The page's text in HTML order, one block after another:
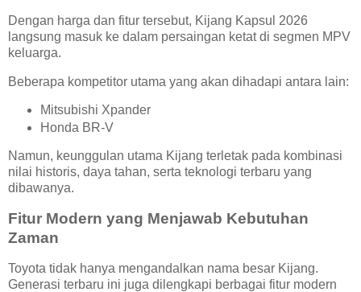
Dengan harga dan fitur tersebut, Kijang Kapsul 2026
langsung masuk ke dalam persaingan ketat di segmen MPV
keluarga.
Beberapa kompetitor utama yang akan dihadapi antara lain:
Mitsubishi Xpander
Honda BR-V
Namun, keunggulan utama Kijang terletak pada kombinasi
nilai historis, daya tahan, serta teknologi terbaru yang
dibawanya.
Fitur Modern yang Menjawab Kebutuhan
Zaman
Toyota tidak hanya mengandalkan nama besar Kijang.
Generasi terbaru ini juga dilengkapi berbagai fitur modern